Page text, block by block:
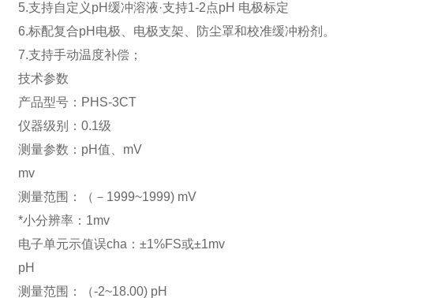
5.支持自定义pH缓冲溶液·支持1-2点pH 电极标定
6.标配复合pH电极、电极支架、防尘罩和校准缓冲粉剂。
7.支持手动温度补偿；
技术参数
产品型号：PHS-3CT
仪器级别：0.1级
测量参数：pH值、mV
mv
测量范围：（－1999~1999) mV
*小分辨率：1mv
电子单元示值误cha：±1%FS或±1mv
pH
测量范围：（-2~18.00) pH